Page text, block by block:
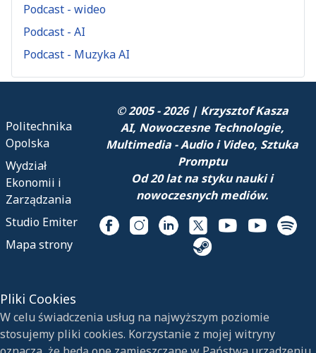
Podcast - wideo
Podcast - AI
Podcast - Muzyka AI
Politechnika
Opolska
Wydział
Ekonomii i
Zarządzania
Studio Emiter
Mapa strony
© 2005 - 2026 | Krzysztof Kasza
AI, Nowoczesne Technologie,
Multimedia - Audio i Video, Sztuka
Promptu
Od 20 lat na styku nauki i
nowoczesnych mediów.
Pliki Cookies
W celu świadczenia usług na najwyższym poziomie
stosujemy pliki cookies. Korzystanie z mojej witryny